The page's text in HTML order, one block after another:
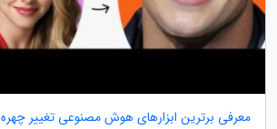
معرفی برترین ابزارهای هوش مصنوعی تغییر چهره